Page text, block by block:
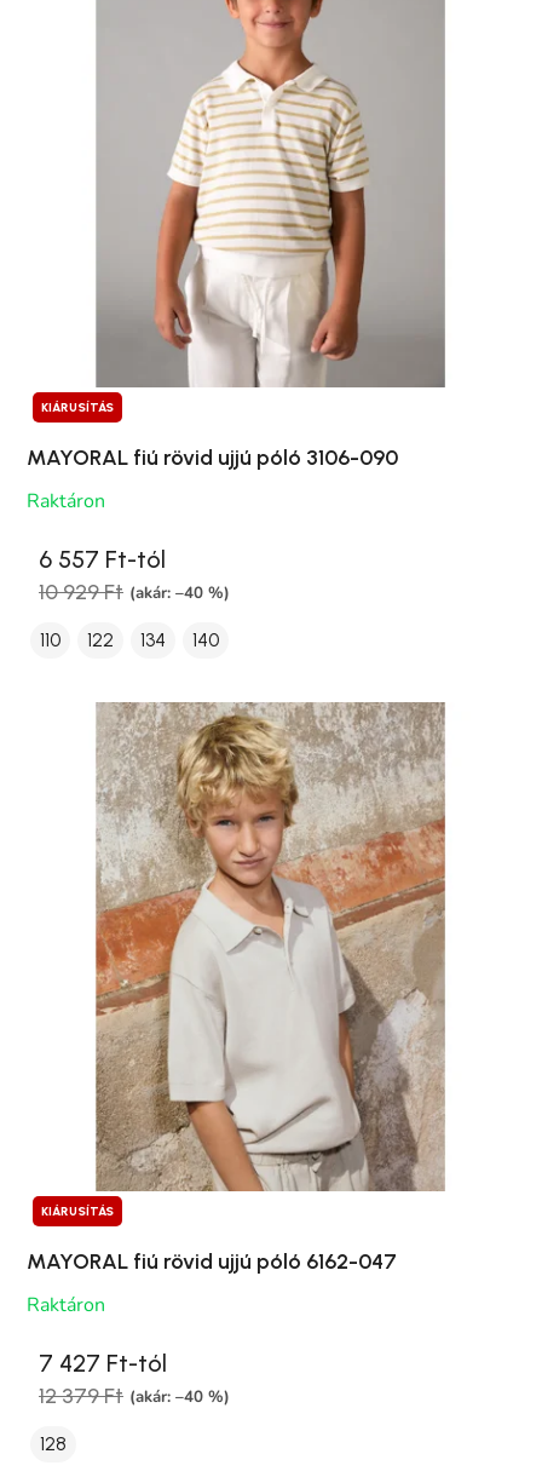
KIÁRUSÍTÁS
MAYORAL fiú rövid ujjú póló 3106-090
Raktáron
6 557 Ft-tól
10 929 Ft (akár: –40 %)
110 122 134 140
KIÁRUSÍTÁS
MAYORAL fiú rövid ujjú póló 6162-047
Raktáron
7 427 Ft-tól
12 379 Ft (akár: –40 %)
128